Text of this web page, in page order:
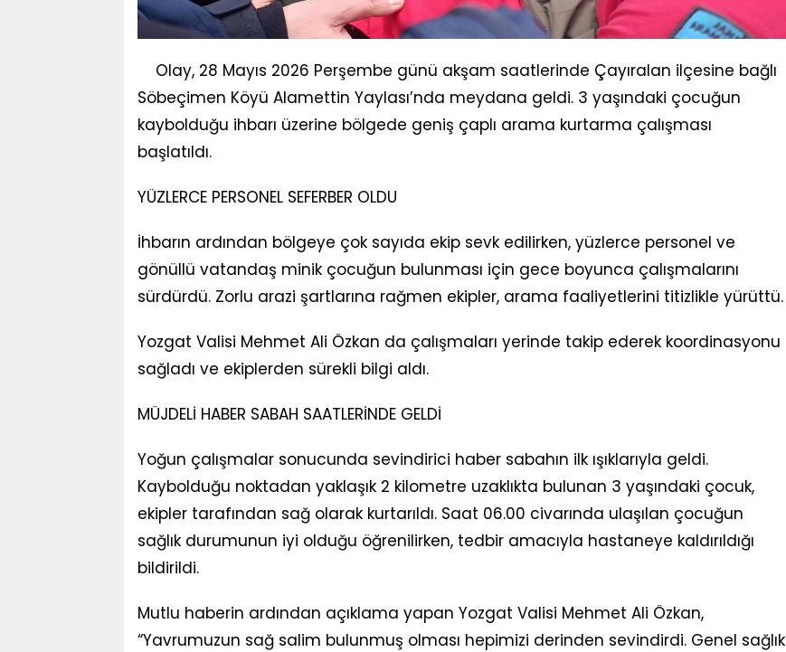
Olay, 28 Mayıs 2026 Perşembe günü akşam saatlerinde Çayıralan ilçesine bağlı
Söbeçimen Köyü Alamettin Yaylası’nda meydana geldi. 3 yaşındaki çocuğun
kaybolduğu ihbarı üzerine bölgede geniş çaplı arama kurtarma çalışması
başlatıldı.
YÜZLERCE PERSONEL SEFERBER OLDU
İhbarın ardından bölgeye çok sayıda ekip sevk edilirken, yüzlerce personel ve
gönüllü vatandaş minik çocuğun bulunması için gece boyunca çalışmalarını
sürdürdü. Zorlu arazi şartlarına rağmen ekipler, arama faaliyetlerini titizlikle yürüttü.
Yozgat Valisi Mehmet Ali Özkan da çalışmaları yerinde takip ederek koordinasyonu
sağladı ve ekiplerden sürekli bilgi aldı.
MÜJDELİ HABER SABAH SAATLERİNDE GELDİ
Yoğun çalışmalar sonucunda sevindirici haber sabahın ilk ışıklarıyla geldi.
Kaybolduğu noktadan yaklaşık 2 kilometre uzaklıkta bulunan 3 yaşındaki çocuk,
ekipler tarafından sağ olarak kurtarıldı. Saat 06.00 civarında ulaşılan çocuğun
sağlık durumunun iyi olduğu öğrenilirken, tedbir amacıyla hastaneye kaldırıldığı
bildirildi.
Mutlu haberin ardından açıklama yapan Yozgat Valisi Mehmet Ali Özkan,
“Yavrumuzun sağ salim bulunmuş olması hepimizi derinden sevindirdi. Genel sağlık